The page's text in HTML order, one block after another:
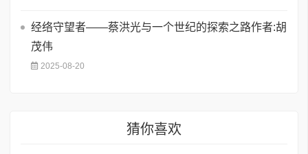
经络守望者——蔡洪光与一个世纪的探索之路作者:胡
茂伟
2025-08-20
猜你喜欢